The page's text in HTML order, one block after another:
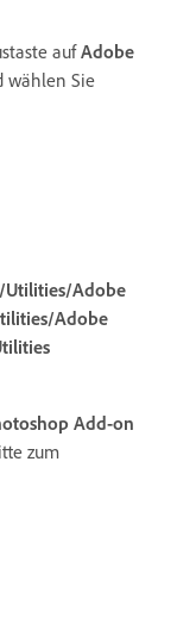
aufAdobe
wählen Sie
Adobe
Adobe
Add-on
zum